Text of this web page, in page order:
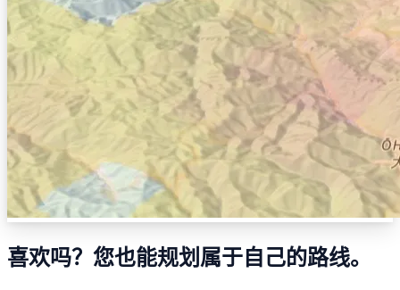
喜欢吗？您也能规划属于自己的路线。